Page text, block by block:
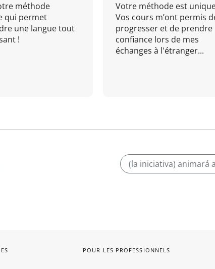
méthode
qui permet
une langue tout
!
Votre méthode est
Vos cours m’ont permis
progresser et de prendre
confiance lors de mes
échanges à l'étranger...
(la iniciativa) animará
POUR LES PROFESSIONNELS